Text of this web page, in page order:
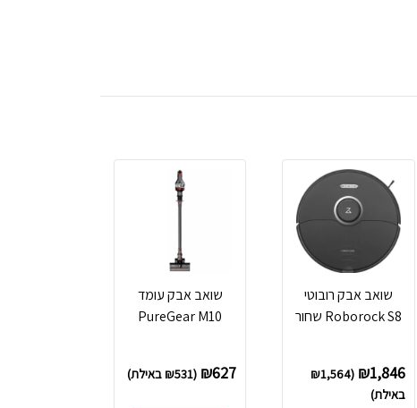
שואב אבק רובוטי
Roborock S8 שחור
₪1,846
(
₪1,564
באילת)
שואב אבק עומד
PureGear M10
₪627
(
₪531 באילת)